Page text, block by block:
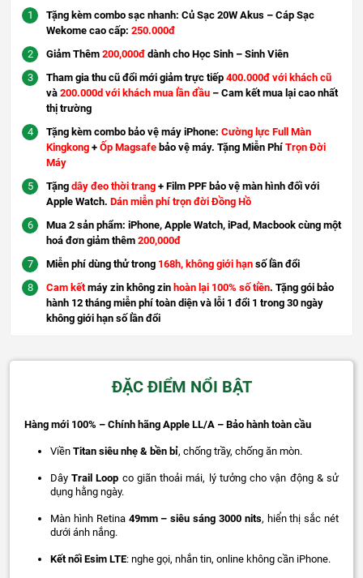
Tặng kèm combo sạc nhanh: Củ Sạc 20W Akus – Cáp Sạc
Wekome cao cấp: 250.000đ
Giảm Thêm 200,000đ dành cho Học Sinh – Sinh Viên
Tham gia thu cũ đổi mới giảm trực tiếp 400.000đ với khách cũ
và 200.000d với khách mua lần đầu – Cam kết mua lại cao nhất
thị trường
Tặng kèm combo bảo vệ máy iPhone: Cường lực Full Màn
Kingkong + Ốp Magsafe bảo vệ máy. Tặng Miễn Phí Trọn Đời
Máy
Tặng dây đeo thời trang + Film PPF bảo vệ màn hình đối với
Apple Watch. Dán miễn phí trọn đời Đồng Hồ
Mua 2 sản phẩm: iPhone, Apple Watch, iPad, Macbook cùng một
hoá đơn giảm thêm 200,000đ
Miễn phí dùng thử trong 168h, không giới hạn số lần đổi
Cam kếtmáy zin không zin hoàn lại 100% số tiền. Tặng gói bảo
hành 12 tháng miễn phí toàn diện và lỗi 1 đổi 1 trong 30 ngày
không giới hạn số lần đổi
ĐẶC ĐIỂM NỔI BẬT
Hàng mới 100% – Chính hãng Apple LL/A – Bảo hành toàn cầu
Viền Titan siêu nhẹ & bền bỉ, chống trầy, chống ăn mòn.
DâyTrail Loop co giãn thoải mái, lý tưởng cho vận động & sử
dụng hằng ngày.
Màn hình Retina 49mm – siêu sáng 3000 nits, hiển thị sắc nét
dưới ánh nắng.
Kết nối Esim LTE: nghe gọi, nhắn tin, online không cần iPhone.